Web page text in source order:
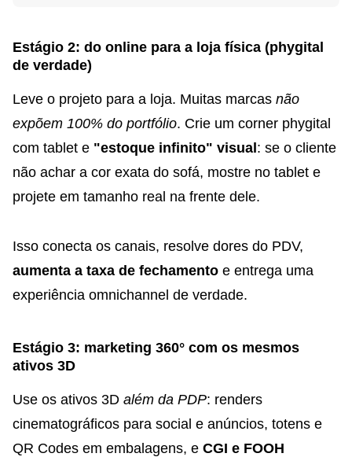
Estágio 2: do online para a loja física (phygital
de verdade)
Leve o projeto para a loja. Muitas marcas não
expõem 100% do portfólio. Crie um corner phygital
com tablet e "estoque infinito" visual: se o cliente
não achar a cor exata do sofá, mostre no tablet e
projete em tamanho real na frente dele.
Isso conecta os canais, resolve dores do PDV,
aumenta a taxa de fechamento e entrega uma
experiência omnichannel de verdade.
Estágio 3: marketing 360° com os mesmos
ativos 3D
Use os ativos 3D além da PDP: renders
cinematográficos para social e anúncios, totens e
QR Codes em embalagens, e CGI e FOOH